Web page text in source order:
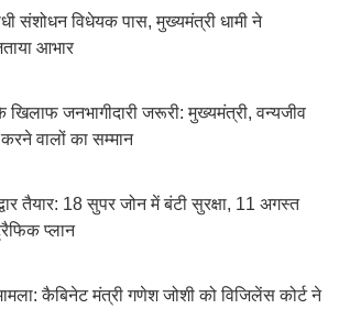
संशोधन विधेयक पास, मुख्यमंत्री धामी ने
आभार
जनभागीदारी जरूरी: मुख्यमंत्री, वन्यजीव
वालों का सम्मान
तैयार: 18 सुपर जोन में बंटी सुरक्षा, 11 अगस्त
प्लान
कैबिनेट मंत्री गणेश जोशी को विजिलेंस कोर्ट ने